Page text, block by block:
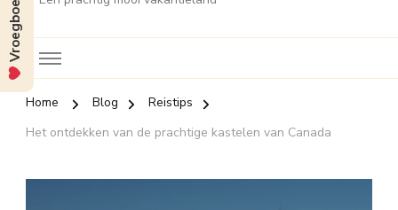
Home Blog
Reistips
Het ontdekken van de prachtige kastelen van Canada